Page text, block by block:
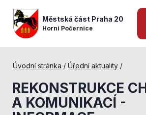
Městská část Praha 20
Horní Počernice
Úvodní stránka / Úřední aktuality /
REKONSTRUKCE
A KOMUNIKACÍ -